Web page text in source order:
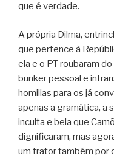
que é verdade.
A própria Dilma,
que pertence à
ela e o PT roubaram
bunker pessoal e
homilias para os já
apenas a gramática, a
inculta e bela que
dignificaram, mas
um trator também por